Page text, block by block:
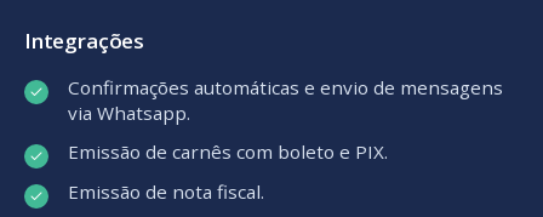
Integrações
Confirmações automáticas e envio de mensagens
via Whatsapp.
Emissão de carnês com boleto e PIX.
Emissão de nota fiscal.